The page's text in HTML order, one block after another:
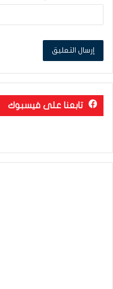
تابعنا على فيسبوك